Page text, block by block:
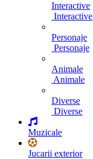
Interactive
Interactive
Personaje
Personaje
Animale
Animale
Diverse
Diverse
Muzicale
Jucarii exterior